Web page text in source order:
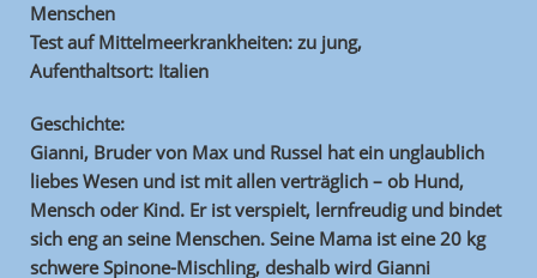
Menschen
Test auf Mittelmeerkrankheiten: zu jung,
Aufenthaltsort: Italien
Geschichte:
Gianni, Bruder von Max und Russel hat ein unglaublich
liebes Wesen und ist mit allen verträglich – ob Hund,
Mensch oder Kind. Er ist verspielt, lernfreudig und bindet
sich eng an seine Menschen. Seine Mama ist eine 20 kg
schwere Spinone-Mischling, deshalb wird Gianni